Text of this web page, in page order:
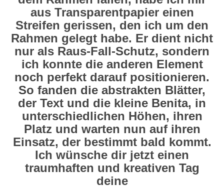
aus Transparentpapier einen
Streifen gerissen, den ich um den
Rahmen gelegt habe. Er dient nicht
nur als Raus-Fall-Schutz, sondern
ich konnte die anderen Element
noch perfekt darauf positionieren.
So fanden die abstrakten Blätter,
der Text und die kleine Benita, in
unterschiedlichen Höhen, ihren
Platz und warten nun auf ihren
Einsatz, der bestimmt bald kommt.
Ich wünsche dir jetzt einen
traumhaften und kreativen Tag
deine